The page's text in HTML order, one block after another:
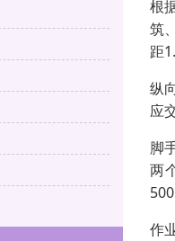
根
筑
距
纵
应
脚
两
作